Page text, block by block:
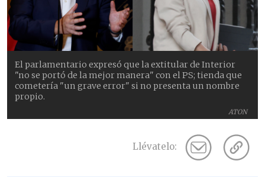
ATON
El parlamentario expresó que la extitular de Interior
"no se portó de la mejor manera" con el PS; tienda que
cometería "un grave error" si no presenta un nombre
propio.
Llévatelo: